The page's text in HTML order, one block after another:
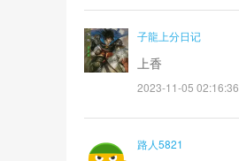
子龍上分日记
上香
2023-11-05 02:16:36
路人5821